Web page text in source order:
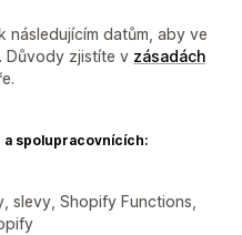
datům, aby ve
Důvody zjistíte v zásadách
a spolupracovnících:
slevy, Shopify Functions,